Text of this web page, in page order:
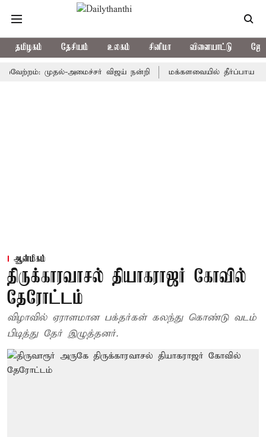
தமிழகம் தேசியம் உலகம் சினிமா விளையாட்டு
முதல்-அமைச்சர் விஜய் நன்றி மக்களவையில் தீர்ப்பாய
ஆன்மிகம்
திருக்காரவாசல் தியாகராஜர் கோவில்
தேரோட்டம்
விழாவில் ஏராளமான பக்தர்கள் கலந்து கொண்டு வடம்
பிடித்து தேர் இழுத்தனர்.